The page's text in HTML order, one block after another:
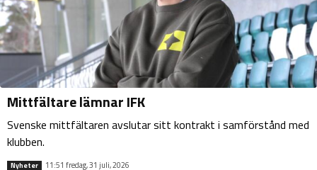
Mittfältare lämnar IFK
Svenske mittfältaren avslutar sitt kontrakt i samförstånd med
klubben.
Nyheter 11:51 fredag, 31 juli, 2026